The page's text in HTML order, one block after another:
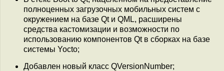
полноценных загрузочных мобильных систем с
окружением на базе Qt и QML, расширены
средства кастомизации и возможности по
использованию компонентов Qt в сборках на базе
системы Yocto;
Добавлен новый класс QVersionNumber;